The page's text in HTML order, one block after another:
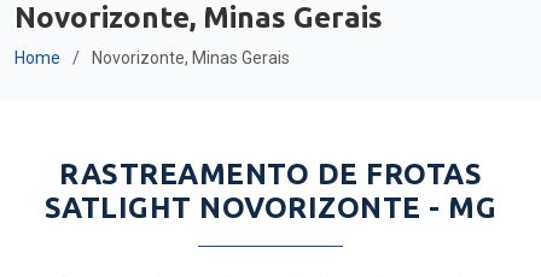
Novorizonte, Minas Gerais
Home Novorizonte, Minas Gerais
RASTREAMENTO DE FROTAS
SATLIGHT NOVORIZONTE - MG